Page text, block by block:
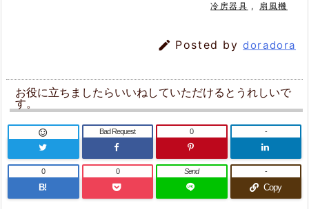
冷房器具 , 扇風機
 Posted bydoradora
お役に立ちましたらいいねしていただけるとうれしいで
す。
 Bad Request 0 -
B!
0 0 Send
Copy
-